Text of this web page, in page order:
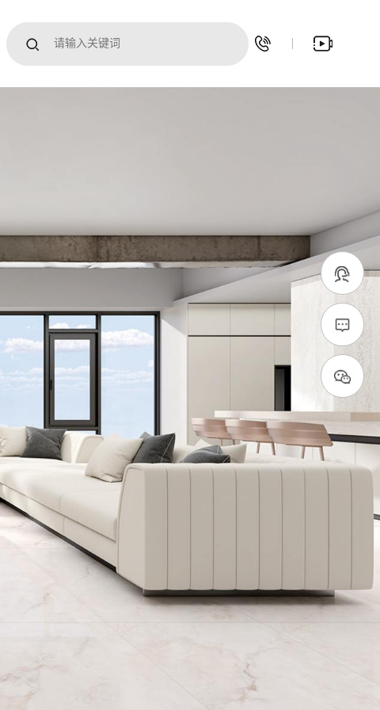
雅白·天鹅绒质感砖 中板瓷砖 木纹质感砖